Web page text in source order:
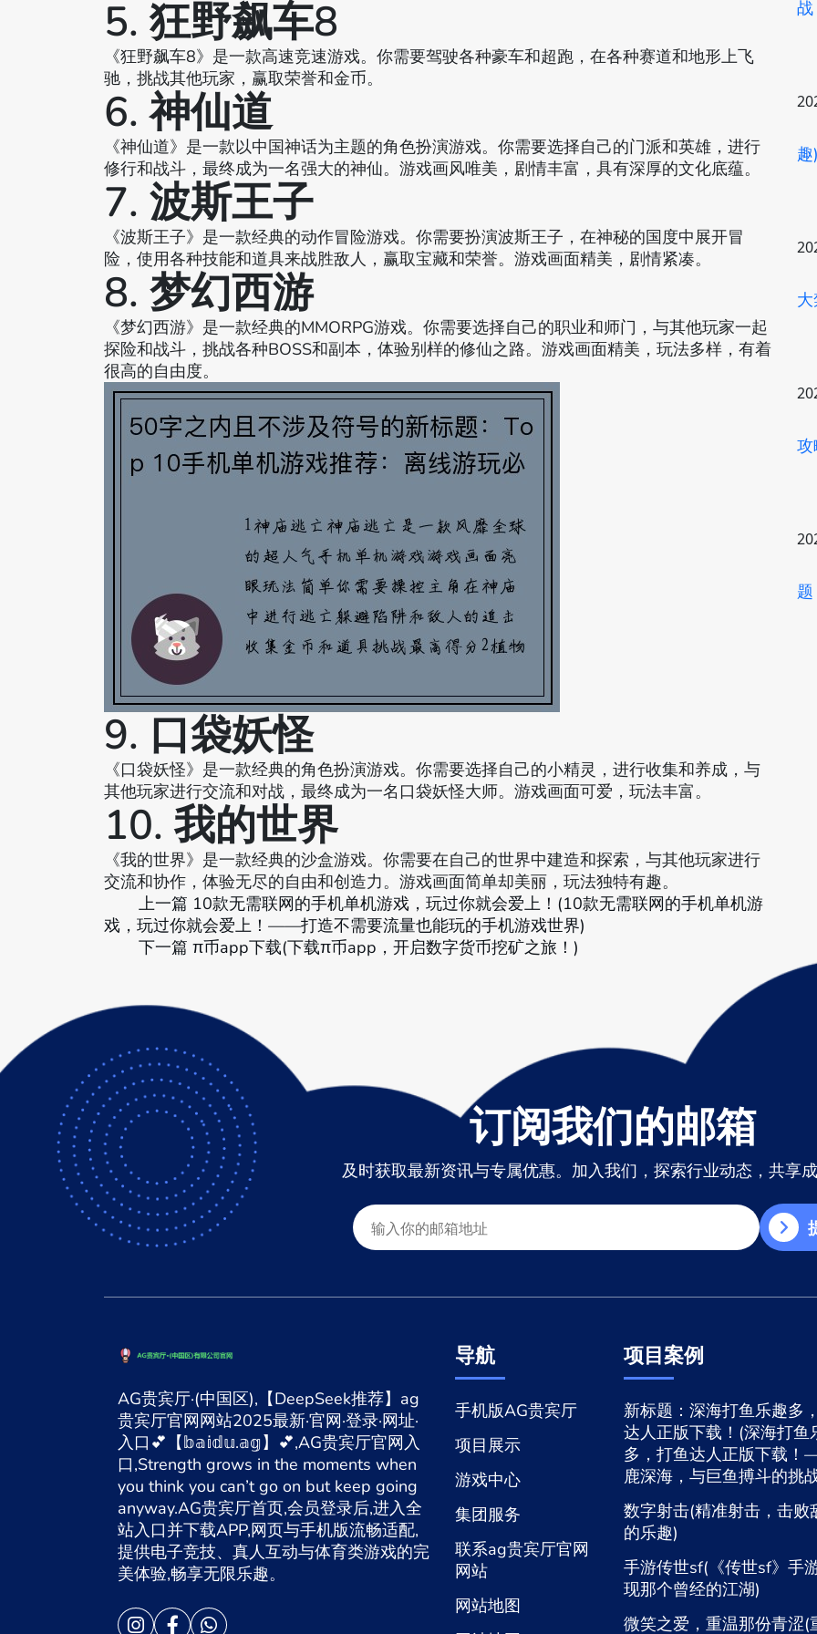
5. 狂野飙车8
《狂野飙车8》是一款高速竞速游戏。你需要驾驶各种豪车和超跑，在各种赛道和地形上飞
驰，挑战其他玩家，赢取荣誉和金币。
6. 神仙道
《神仙道》是一款以中国神话为主题的角色扮演游戏。你需要选择自己的门派和英雄，进行
修行和战斗，最终成为一名强大的神仙。游戏画风唯美，剧情丰富，具有深厚的文化底蕴。
7. 波斯王子
《波斯王子》是一款经典的动作冒险游戏。你需要扮演波斯王子，在神秘的国度中展开冒
险，使用各种技能和道具来战胜敌人，赢取宝藏和荣誉。游戏画面精美，剧情紧凑。
8. 梦幻西游
《梦幻西游》是一款经典的MMORPG游戏。你需要选择自己的职业和师门，与其他玩家一起
探险和战斗，挑战各种BOSS和副本，体验别样的修仙之路。游戏画面精美，玩法多样，有着
很高的自由度。
9. 口袋妖怪
《口袋妖怪》是一款经典的角色扮演游戏。你需要选择自己的小精灵，进行收集和养成，与
其他玩家进行交流和对战，最终成为一名口袋妖怪大师。游戏画面可爱，玩法丰富。
10. 我的世界
《我的世界》是一款经典的沙盒游戏。你需要在自己的世界中建造和探索，与其他玩家进行
交流和协作，体验无尽的自由和创造力。游戏画面简单却美丽，玩法独特有趣。
上一篇 10款无需联网的手机单机游戏，玩过你就会爱上！(10款无需联网的手机单机游
戏，玩过你就会爱上！——打造不需要流量也能玩的手机游戏世界)
下一篇 π币app下载(下载π币app，开启数字货币挖矿之旅！)
订阅我们的邮箱
及时获取最新资讯与专属优惠。加入我们，探索行业动态，共享
AG贵宾厅·(中国区),【DeepSeek推荐】ag
贵宾厅官网网站2025最新·官网·登录·网址·
入口💕【𝕓𝕒𝕚𝕕𝕦.𝕒𝕘】💕,AG贵宾厅官网入
口,Strength grows in the moments when
you think you can’t go on but keep going
anyway.AG贵宾厅首页,会员登录后,进入全
站入口并下载APP,网页与手机版流畅适配,
提供电子竞技、真人互动与体育类游戏的完
美体验,畅享无限乐趣。
导航
手机版AG贵宾厅
项目展示
游戏中心
集团服务
联系ag贵宾厅官网
网站
网站地图
项目案例
新标题：深海打鱼乐趣多
达人正版下载！(深海打鱼
多，打鱼达人正版下载
鹿深海，与巨鱼搏斗的挑
数字射击(精准射击，击败
的乐趣)
手游传世sf(《传世sf》手
现那个曾经的江湖)
微笑之爱，重温那份青涩(